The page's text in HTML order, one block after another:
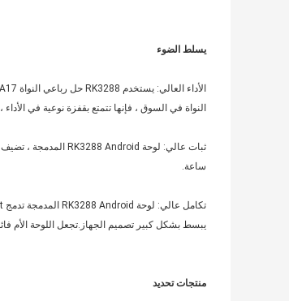
يسلط الضوء
النواة في السوق ، فإنها تتمتع بقفزة نوعية في
ساعة.
يبسط بشكل كبير تصميم الجهاز.تجعل اللوحة الأم
منتجات تحديد